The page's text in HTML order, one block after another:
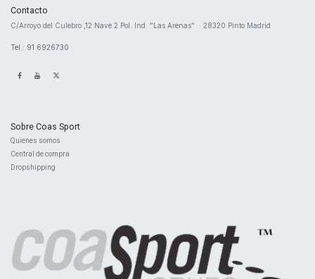
Contacto
​C/Arroyo del Culebro ,12 Nave 2 ​Pol. Ind. "Las Arenas" · 28320 Pinto Madrid
Tel.: 91 6926730
Sobre Coas Sport
Quienes ​somos
Central de compra
Dropshipping